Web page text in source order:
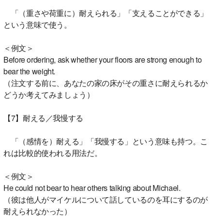
「（重さや荷重に）耐えられる」「支えることができる」
という意味で使う。
＜例文＞
Before ordering, ask whether your floors are strong enough to
bear the weight.
（注文する前に、あなたの家の床がその重さに耐えられるか
どうか考えてみましょう）
【7】耐える／我慢する
「（感情を）耐える」「我慢する」という意味も持つ。こ
れは比較的使われる用法だ。
＜例文＞
He could not bear to hear others talking about Michael.
（彼は他人がマイケルについて話しているのを耳にするのが
耐えられなかった）